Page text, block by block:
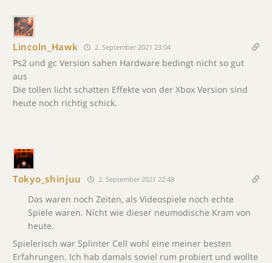
Lincoln_Hawk 2. September 2021 23:04
Ps2 und gc Version sahen Hardware bedingt nicht so gut
aus
Die tollen licht schatten Effekte von der Xbox Version sind
heute noch richtig schick.
Tokyo_shinjuu 2. September 2021 22:48
Das waren noch Zeiten, als Videospiele noch echte
Spiele waren. Nicht wie dieser neumodische Kram von
heute.
Spielerisch war Splinter Cell wohl eine meiner besten
Erfahrungen. Ich hab damals soviel rum probiert und wollte